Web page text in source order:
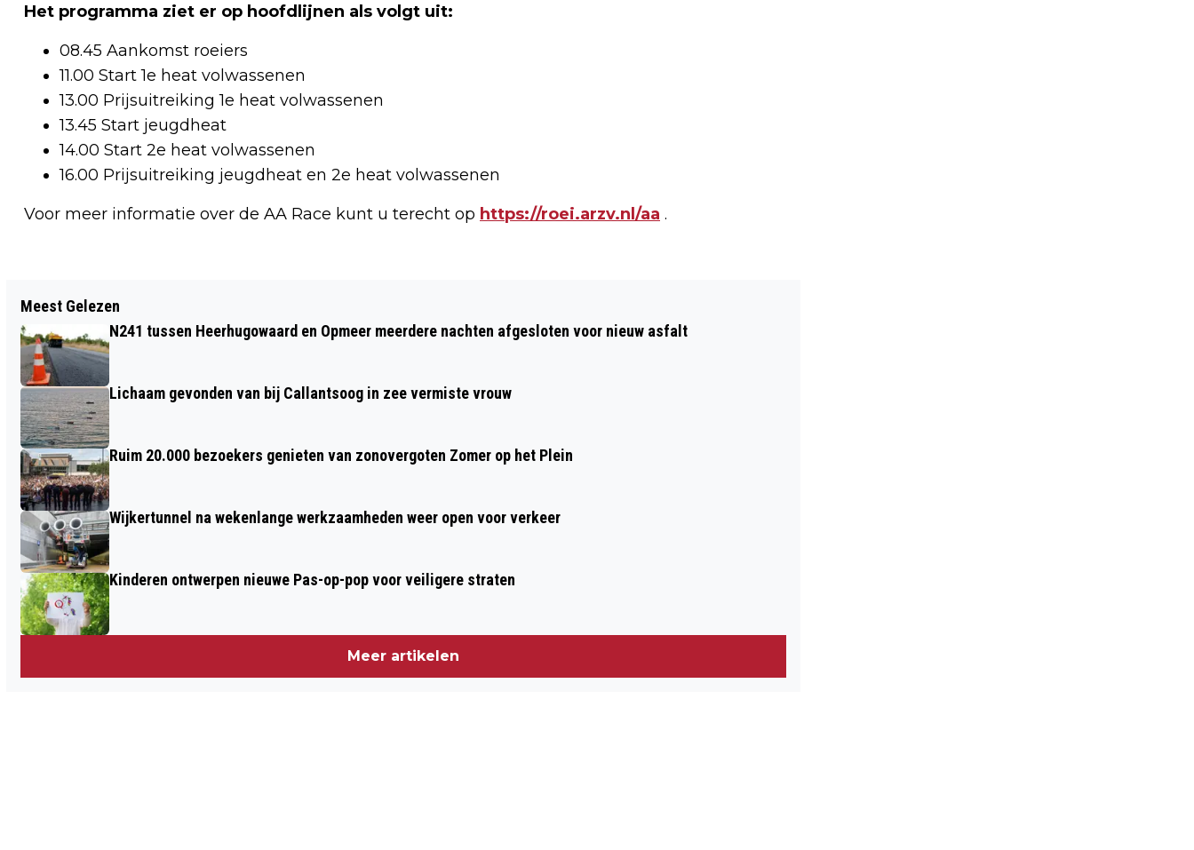
Het programma ziet er op hoofdlijnen als volgt uit:
08.45 Aankomst roeiers
11.00 Start 1e heat volwassenen
13.00 Prijsuitreiking 1e heat volwassenen
13.45 Start jeugdheat
14.00 Start 2e heat volwassenen
16.00 Prijsuitreiking jeugdheat en 2e heat volwassenen
Voor meer informatie over de AA Race kunt u terecht op https://roei.arzv.nl/aa .
ALKMAAR ONTMOET TOERNOOI VAN
SPORT-Z MET RUIM 200 DEELNEMERS
GROTE HOEVEELHEID DRUGS IN PAND
Meest Gelezen
N241 tussen Heerhugowaard en Opmeer meerdere nachten afgesloten voor nieuw asfalt
Lichaam gevonden van bij Callantsoog in zee vermiste vrouw
Ruim 20.000 bezoekers genieten van zonovergoten Zomer op het Plein
Wijkertunnel na wekenlange werkzaamheden weer open voor verkeer
Kinderen ontwerpen nieuwe Pas-op-pop voor veiligere straten
Meer artikelen